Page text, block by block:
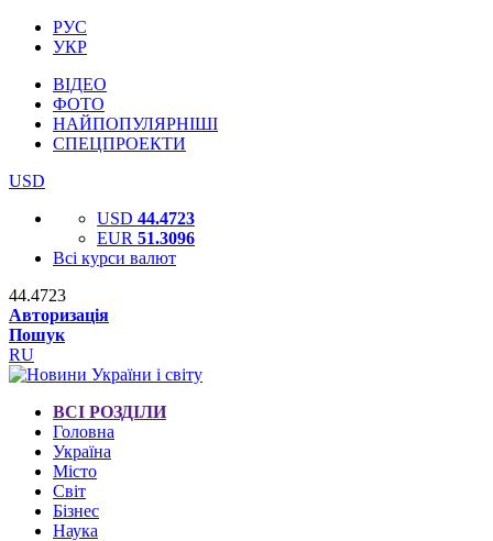
РУС
УКР
ВІДЕО
ФОТО
НАЙПОПУЛЯРНІШІ
СПЕЦПРОЕКТИ
USD
USD 44.4723
EUR 51.3096
Всі курси валют
44.4723
Авторизація
Пошук
RU
ВСІ РОЗДІЛИ
Головна
Україна
Місто
Світ
Бізнес
Наука